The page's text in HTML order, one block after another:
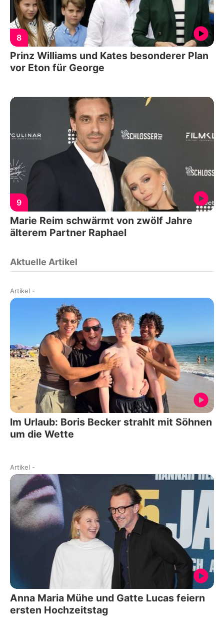
8
Prinz Williams und Kates besonderer Plan
vor Eton für George
9
Marie Reim schwärmt von zwölf Jahre
älterem Partner Raphael
Aktuelle Artikel
Artikel -
Im Urlaub: Boris Becker strahlt mit Söhnen
um die Wette
Artikel -
Anna Maria Mühe und Gatte Lucas feiern
ersten Hochzeitstag